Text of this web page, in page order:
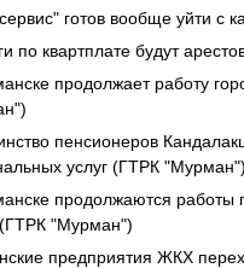
готов вообще уйти с
по квартплате будут
продолжает работу
пенсионеров
услуг (ГТРК "Мурман")
продолжаются работы
"Мурман")
предприятия ЖКХ